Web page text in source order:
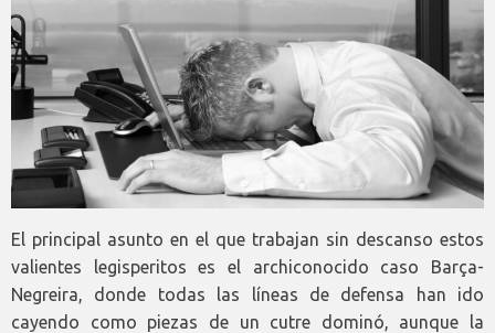
El principal asunto en el que trabajan sin descanso estos
valientes legisperitos es el archiconocido caso Barça-
Negreira, donde todas las líneas de defensa han ido
cayendo como piezas de un cutre dominó, aunque la